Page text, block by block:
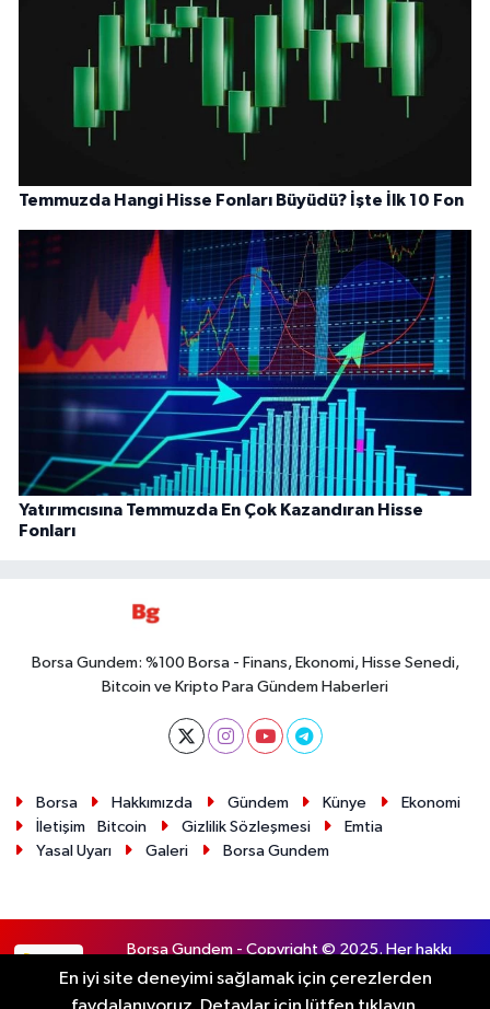
Temmuzda Hangi Hisse Fonları Büyüdü? İşte İlk 10 Fon
Yatırımcısına Temmuzda En Çok Kazandıran Hisse
Fonları
Borsa Gundem: %100 Borsa - Finans, Ekonomi, Hisse Senedi,
Bitcoin ve Kripto Para Gündem Haberleri
Borsa Hakkımızda Gündem Künye
Ekonomi
İletişim
Bitcoin Gizlilik Sözleşmesi
Emtia
Yasal Uyarı
Galeri Borsa Gundem
Borsa Gundem - Copyright © 2025. Her hakkı
saklıdır.
En iyi site deneyimi sağlamak için çerezlerden